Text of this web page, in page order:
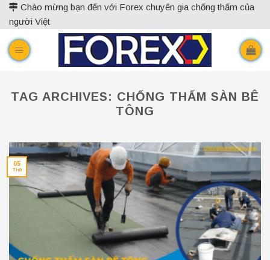
Skip
content
Chào mừng bạn đến với Forex chuyên gia chống thấm của
người Việt
TAG ARCHIVES: CHỐNG THẤM SÀN BÊ
TÔNG
05
Th9